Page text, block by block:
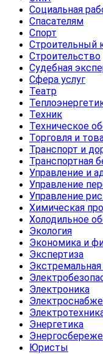
Социальная
Спасателям
Спорт
Строительный
Строительство
Судебная
Сфера услуг
Театр
Техник
Техническое
Торговля и
Транспорт и
Транспортная
Управление и
Управление
Управление
Химическая
Холодильное
Экология
Экономика и
Экспертиза
Экстремальная
Электроника
Энергетика
Юристы